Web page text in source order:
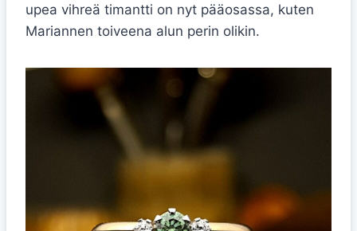
upea vihreä timantti on nyt pääosassa, kuten
Mariannen toiveena alun perin olikin.